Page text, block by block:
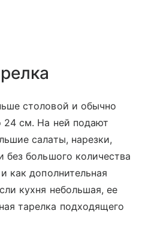
столовой и обычно
24 см. На ней подают
салаты, нарезки,
без большого количества
как дополнительная
кухня небольшая, ее
тарелка подходящего